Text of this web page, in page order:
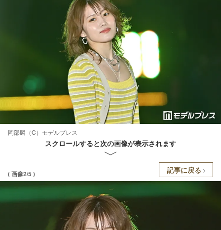
岡部麟（C）モデルプレス
スクロールすると次の画像が表示されます
( 画像2/5 ) 記事に戻る